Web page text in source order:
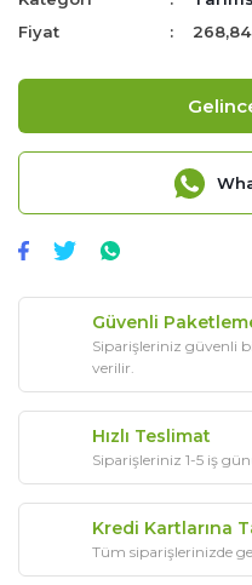
Fiyat
Güvenli
Siparişleriniz güvenli
verilir.
Hızlı Teslimat
Siparişleriniz 1-5 iş
Kredi Kartlarına
Tüm siparişlerinizde